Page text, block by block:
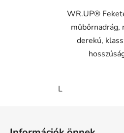
WR.UP®
műbőrnadrág,
derekú,
L